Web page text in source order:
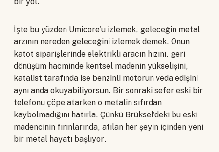
bir yol.
İşte bu yüzden Umicore'u izlemek, geleceğin metal
arzının nereden geleceğini izlemek demek. Onun
katot siparişlerinde elektrikli aracın hızını, geri
dönüşüm hacminde kentsel madenin yükselişini,
katalist tarafında ise benzinli motorun veda edişini
aynı anda okuyabiliyorsun. Bir sonraki sefer eski bir
telefonu çöpe atarken o metalin sıfırdan
kaybolmadığını hatırla. Çünkü Brüksel'deki bu eski
madencinin fırınlarında, atılan her şeyin içinden yeni
bir metal hayatı başlıyor.